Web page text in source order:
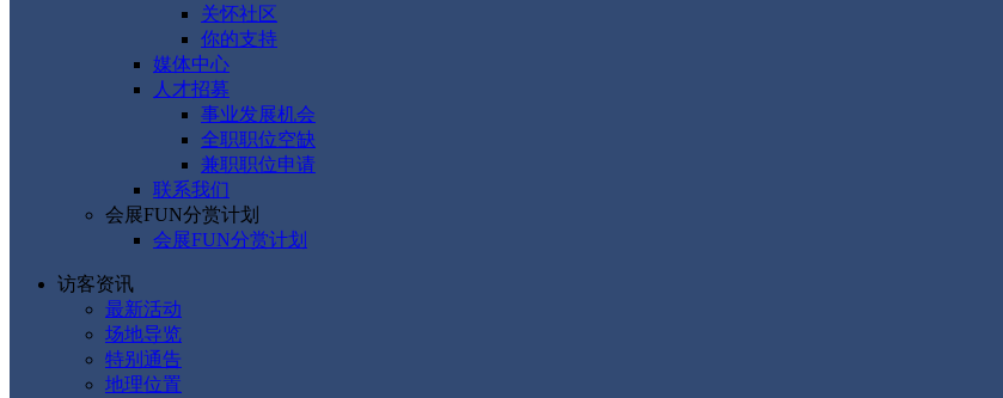
关怀社区
你的支持
媒体中心
人才招募
事业发展机会
全职职位空缺
兼职职位申请
联系我们
会展FUN分赏计划
会展FUN分赏计划
访客资讯
最新活动
场地导览
特别通告
地理位置